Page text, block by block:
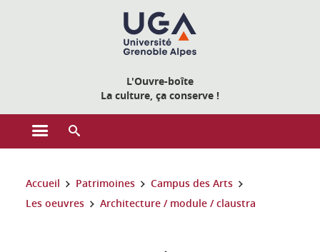
L'Ouvre-boîte
La culture, ça conserve !
Ouvrir le menu principal
Vous êtes ici :
Accueil Patrimoines
Campus des Arts
Les oeuvres
Architecture / module / claustra